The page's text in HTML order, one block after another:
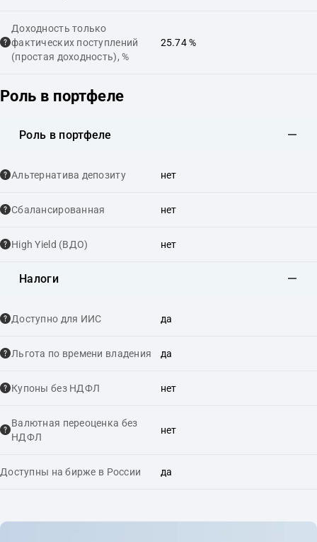
Доходность только
фактических поступлений
(простая доходность), %
25.74 %
Роль в портфеле
Роль в портфеле
Альтернатива депозиту нет
Сбалансированная нет
High Yield (ВДО) нет
Налоги
Доступно для ИИС да
Льгота по времени владения да
Купоны без НДФЛ нет
Валютная переоценка без
НДФЛ
нет
Доступны на бирже в России да